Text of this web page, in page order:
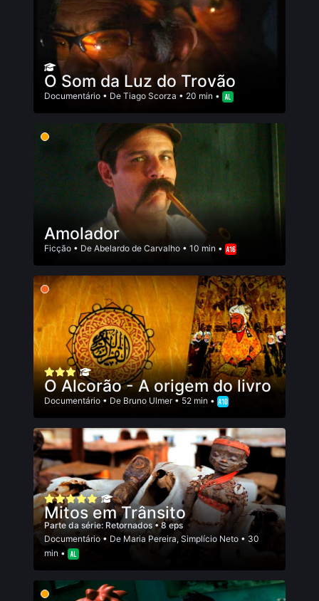
O Som da Luz do Trovão
Documentário • De Tiago Scorza • 20 min •
Amolador
Ficção • De Abelardo de Carvalho • 10 min •
O Alcorão - A origem do livro
Documentário • De Bruno Ulmer• 52 min •
Mitos em Trânsito
Parte da série: Retornados • 8 eps
Documentário • De Maria Pereira, Simplício Neto • 30
min •